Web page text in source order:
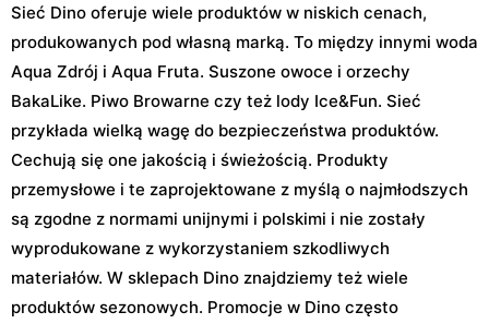
Sieć Dino oferuje wiele produktów w niskich cenach,
produkowanych pod własną marką. To między innymi woda
Aqua Zdrój i Aqua Fruta. Suszone owoce i orzechy
BakaLike. Piwo Browarne czy też lody Ice&Fun. Sieć
przykłada wielką wagę do bezpieczeństwa produktów.
Cechują się one jakością i świeżością. Produkty
przemysłowe i te zaprojektowane z myślą o najmłodszych
są zgodne z normami unijnymi i polskimi i nie zostały
wyprodukowane z wykorzystaniem szkodliwych
materiałów. W sklepach Dino znajdziemy też wiele
produktów sezonowych. Promocje w Dino często